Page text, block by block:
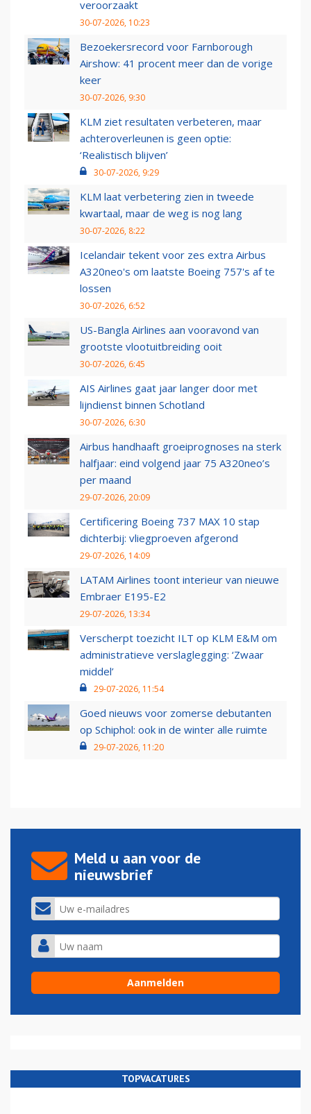
veroorzaakt
30-07-2026, 10:23
Bezoekersrecord voor Farnborough
Airshow: 41 procent meer dan de vorige
keer
30-07-2026, 9:30
KLM ziet resultaten verbeteren, maar
achteroverleunen is geen optie:
‘Realistisch blijven’
30-07-2026, 9:29
KLM laat verbetering zien in tweede
kwartaal, maar de weg is nog lang
30-07-2026, 8:22
Icelandair tekent voor zes extra Airbus
A320neo's om laatste Boeing 757's af te
lossen
30-07-2026, 6:52
US-Bangla Airlines aan vooravond van
grootste vlootuitbreiding ooit
30-07-2026, 6:45
AIS Airlines gaat jaar langer door met
lijndienst binnen Schotland
30-07-2026, 6:30
Airbus handhaaft groeiprognoses na sterk
halfjaar: eind volgend jaar 75 A320neo’s
per maand
29-07-2026, 20:09
Certificering Boeing 737 MAX 10 stap
dichterbij: vliegproeven afgerond
29-07-2026, 14:09
LATAM Airlines toont interieur van nieuwe
Embraer E195-E2
29-07-2026, 13:34
Verscherpt toezicht ILT op KLM E&M om
administratieve verslaglegging: ‘Zwaar
middel’
29-07-2026, 11:54
Goed nieuws voor zomerse debutanten
op Schiphol: ook in de winter alle ruimte
29-07-2026, 11:20
Meld u aan voor de
nieuwsbrief
TOPVACATURES